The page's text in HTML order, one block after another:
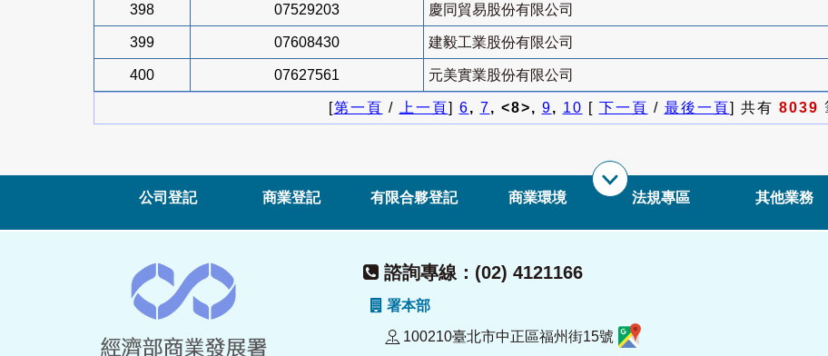
398 07529203 慶同貿易股份有限公司
399 07608430 建毅工業股份有限公司
400 07627561 元美實業股份有限公司
[第一頁 / 上一頁] 6, 7, <8>, 9, 10 [ 下一頁 / 最後一頁] 共有 8039
公司登記 商業登記 有限合夥登記 商業環境 法規專區 其他業務
諮詢專線：(02) 4121166
署本部
100210臺北市中正區福州街15號